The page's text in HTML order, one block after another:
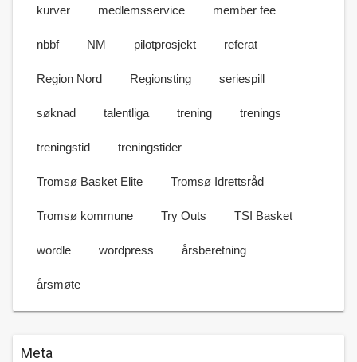
kurver medlemsservice member fee
nbbf NM pilotprosjekt referat
Region Nord Regionsting seriespill
søknad talentliga trening trenings
treningstid treningstider
Tromsø Basket Elite Tromsø Idrettsråd
Tromsø kommune Try Outs TSI Basket
wordle wordpress årsberetning
årsmøte
Meta